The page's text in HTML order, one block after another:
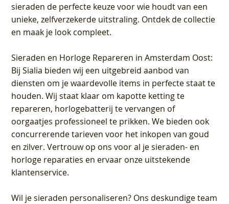
sieraden de perfecte keuze voor wie houdt van een
unieke, zelfverzekerde uitstraling. Ontdek de collectie
en maak je look compleet.
Sieraden en Horloge Repareren in Amsterdam Oost:
Bij Sialia bieden wij een uitgebreid aanbod van
diensten om je waardevolle items in perfecte staat te
houden. Wij staat klaar om kapotte ketting te
repareren, horlogebatterij te vervangen of
oorgaatjes professioneel te prikken. We bieden ook
concurrerende tarieven voor het inkopen van goud
en zilver. Vertrouw op ons voor al je sieraden- en
horloge reparaties en ervaar onze uitstekende
klantenservice.
Wil je sieraden personaliseren? Ons deskundige team